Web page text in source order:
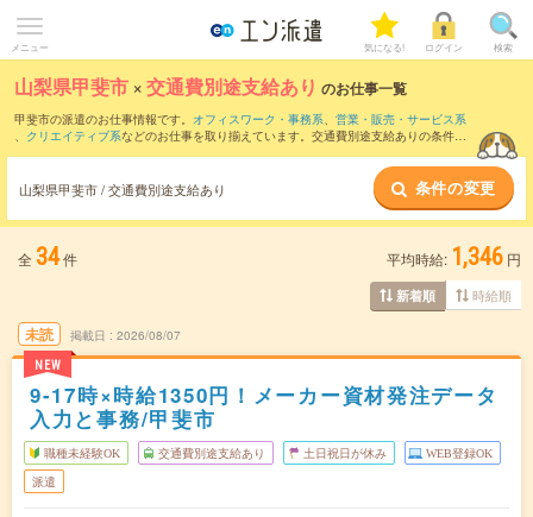
メニュー 気になる! ログイン 検索
山梨県甲斐市 ×交通費別途支給あり のお仕事一覧
甲斐市の派遣のお仕事情報です。 オフィスワーク・事務系、 営業・販売・サービス系
、 クリエイティブ系などのお仕事を取り揃えています。交通費別途支給ありの条件の
山梨県甲斐市 / 交通費別途支給あり 条件の変更
全 34件 平均時給: 1,346 円
新着順 時給順
未読
NEW
掲載日 2026/08/07
9-17時×時給1350円！メーカー資材発注データ
入力と事務/甲斐市
職種未経験OK 交通費別途支給あり 土日祝日が休み WEB登録OK
派遣